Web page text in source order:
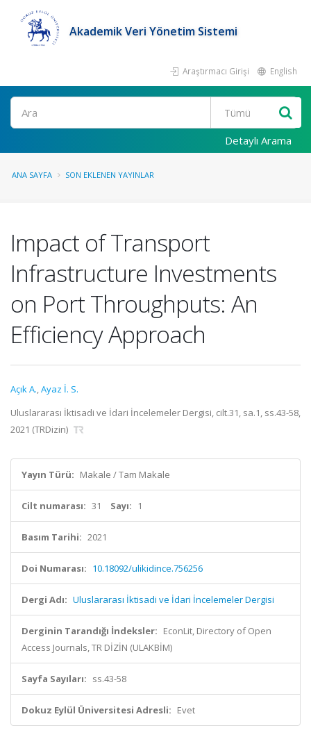
Akademik Veri Yönetim Sistemi
Araştırmacı Girişi English
Ara
Detaylı Arama
ANA SAYFA SON EKLENEN YAYINLAR
Impact of Transport
Infrastructure Investments
on Port Throughputs: An
Efficiency Approach
Açık A.,Ayaz İ. S.
Uluslararası İktisadi ve İdari İncelemeler Dergisi, cilt.31, sa.1, ss.43-58,
2021 (TRDizin)
Yayın Türü: Makale / Tam Makale
Cilt numarası: 31 Sayı: 1
Basım Tarihi: 2021
Doi Numarası: 10.18092/ulikidince.756256
Dergi Adı: Uluslararası İktisadi ve İdari İncelemeler Dergisi
Derginin Tarandığı İndeksler: EconLit, Directory of Open
Access Journals, TR DİZİN (ULAKBİM)
Sayfa Sayıları: ss.43-58
Dokuz Eylül Üniversitesi Adresli: Evet